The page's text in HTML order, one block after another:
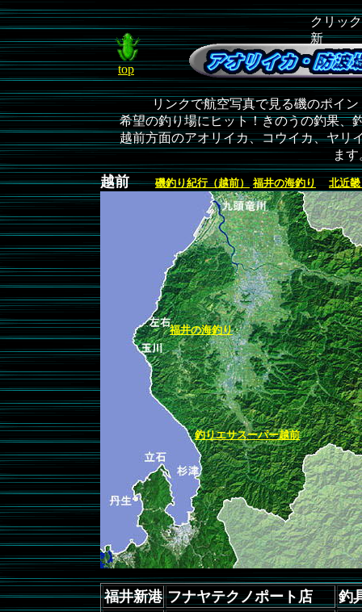
越前 磯釣り紀行（越前） 福井の海釣り 北近
福井新港 フナヤテクノポート店
釣
top
福井の海釣り
リンクで航空写真で見る磯のポイ
希望の釣り場にヒット！きのうの釣果、
越前方面のアオリイカ、コウイカ、ヤリ
ます
クリッ
新
釣りエサスーパー越前